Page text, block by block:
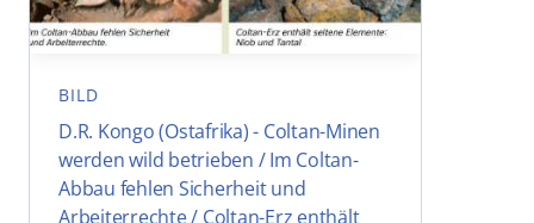
BILD
D.R. Kongo (Ostafrika) - Coltan-Minen
werden wild betrieben / Im Coltan-
Abbau fehlen Sicherheit und
Arbeiterrechte / Coltan-Erz enthält